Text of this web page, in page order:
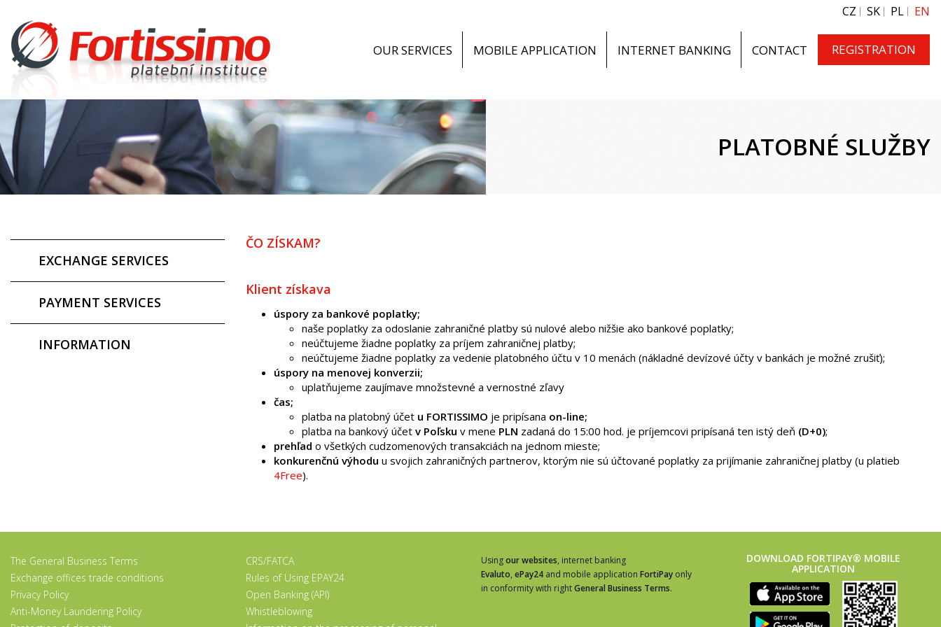
CZ SK PL EN
OUR SERVICES MOBILE APPLICATION INTERNET BANKING CONTACT REGISTRATION
PLATOBNÉ SLUŽBY
EXCHANGE SERVICES
PAYMENT SERVICES
INFORMATION
ČO ZÍSKAM?
Klient získava
úspory za bankové poplatky;
naše poplatky za odoslanie zahraničné platby sú nulové alebo nižšie ako bankové poplatky;
neúčtujeme žiadne poplatky za príjem zahraničnej platby;
neúčtujeme žiadne poplatky za vedenie platobného účtu v 10 menách (nákladné devízové účty v bankách je možné zrušiť);
úspory na menovej konverzii;
uplatňujeme zaujímave množstevné a vernostné zľavy
čas;
platba na platobný účet u FORTISSIMO je pripísana on-line;
platba na bankový účet v Poľsku v mene PLN zadaná do 15:00 hod. je príjemcovi pripísaná ten istý deň (D+0);
prehľad o všetkých cudzomenových transakciách na jednom mieste;
konkurenčnú výhodu u svojich zahraničných partnerov, ktorým nie sú účtované poplatky za prijímanie zahraničnej platby (u platieb
4Free).
The General Business Terms
Exchange offices trade conditions
Privacy Policy
Anti-Money Laundering Policy
CRS/FATCA
Rules of Using EPAY24
Open Banking (API)
Whistleblowing
Usingour websites, internet banking
Evaluto, ePay24 and mobile application FortiPay only
in conformity with rightGeneral Business Terms.
DOWNLOAD FORTIPAY® MOBILE
APPLICATION